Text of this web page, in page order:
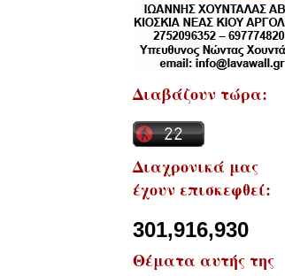
Διαβάζουν τώρα:
Διαχρονικά μας
έχουν επισκεφθεί:
301,916,930
Θέματα αυτής της